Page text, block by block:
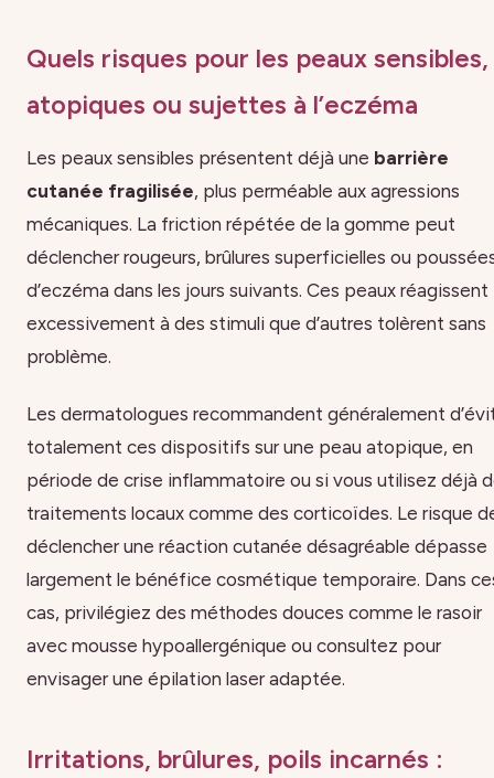
Quels risques pour les peaux sensibles,
atopiques ou sujettes à l’eczéma
Les peaux sensibles présentent déjà une barrière
cutanée fragilisée, plus perméable aux agressions
mécaniques. La friction répétée de la gomme peut
déclencher rougeurs, brûlures superficielles ou
d’eczéma dans les jours suivants. Ces peaux réagissent
excessivement à des stimuli que d’autres tolèrent sans
problème.
Les dermatologues recommandent généralement
totalement ces dispositifs sur une peau atopique, en
période de crise inflammatoire ou si vous utilisez déjà
traitements locaux comme des corticoïdes. Le risque
déclencher une réaction cutanée désagréable dépasse
largement le bénéfice cosmétique temporaire. Dans
cas, privilégiez des méthodes douces comme le rasoir
avec mousse hypoallergénique ou consultez pour
envisager une épilation laser adaptée.
Irritations, brûlures, poils incarnés :